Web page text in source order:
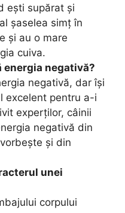
ești supărat și
șaselea simț în
și au o mare
cuiva.
energia negativă?
negativă, dar își
excelent pentru a-i
experților, câinii
negativă din
și din
unei
corpului